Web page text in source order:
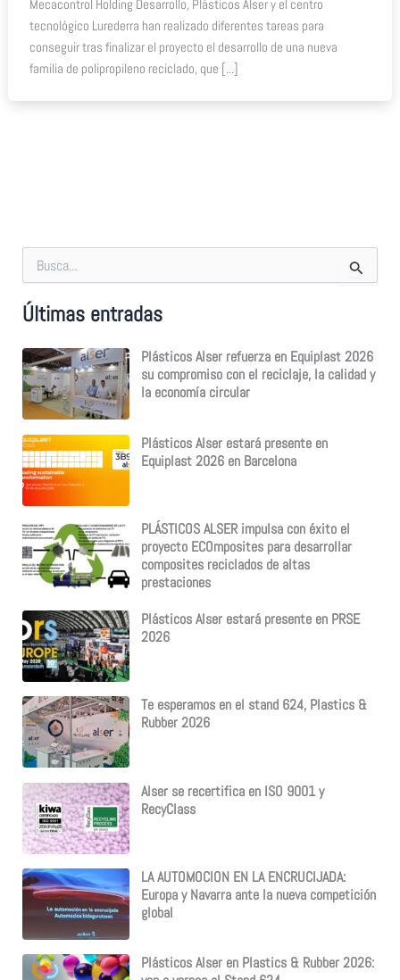
Mecacontrol Holding Desarrollo, Plásticos Alser y el centro
tecnológico Lurederra han realizado diferentes tareas para
conseguir tras finalizar el proyecto el desarrollo de una nueva
familia de polipropileno reciclado, que [...]
c
a
r
p
o
r
:
Últimas entradas
Plásticos Alser refuerza en Equiplast 2026
su compromiso con el reciclaje, la calidad y
la economía circular
Plásticos Alser estará presente en
Equiplast 2026 en Barcelona
PLÁSTICOS ALSER impulsa con éxito el
proyecto ECOmposites para desarrollar
composites reciclados de altas
prestaciones
Plásticos Alser estará presente en PRSE
2026
Te esperamos en el stand 624, Plastics &
Rubber 2026
Alser se recertifica en ISO 9001 y
RecyClass
LA AUTOMOCION EN LA ENCRUCIJADA:
Europa y Navarra ante la nueva competición
global
Plásticos Alser en Plastics & Rubber 2026: